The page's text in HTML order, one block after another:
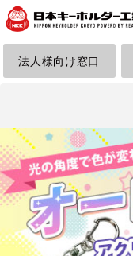
法人様向け窓口